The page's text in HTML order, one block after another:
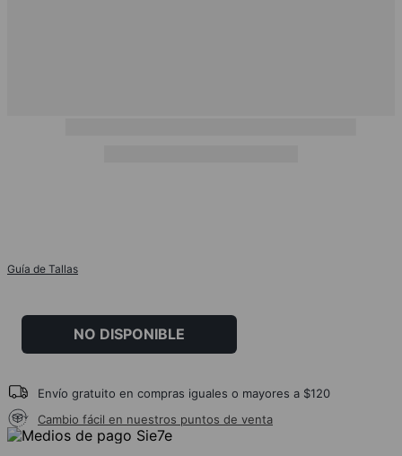
Guía de Tallas
NO DISPONIBLE
Envío gratuito en compras iguales o mayores a $120
Cambio fácil en nuestros puntos de venta